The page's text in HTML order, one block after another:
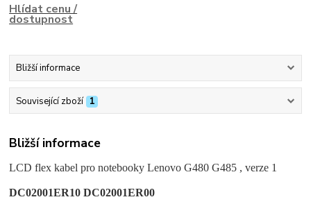
Hlídat cenu /
dostupnost
Bližší informace
Související zboží 1
Bližší informace
LCD flex kabel pro notebooky Lenovo G480 G485 , verze 1
DC02001ER10 DC02001ER00